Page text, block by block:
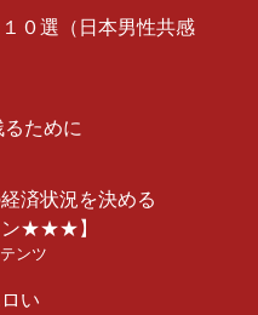
０選（日本男性共感
ために
済状況を決める
ン★★★】
ンツ
い